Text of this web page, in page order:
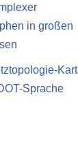
in großen
Sprache